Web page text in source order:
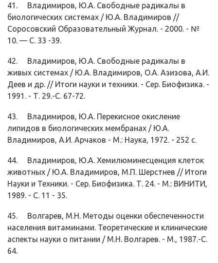
41. Владимиров, Ю.А. Свободные радикалы в
биологических системах / Ю.А. Владимиров //
Соросовский Образовательный Журнал. - 2000. - №
10. — С. 33 -39.
42. Владимиров, Ю.А. Свободные радикалы в
живых системах / Ю.А. Влади­миров, О.А. Азизова, А.И.
Деев и др. // Итоги науки и техники. - Сер. Био­физика. -
1991. - Т. 29.-С. 67-72.
43. Владимиров, Ю.А. Перекисное окисление
липидов в биологических мем­бранах / Ю.А.
Владимиров, А.И. Арчаков - М.: Наука, 1972. - 252 с.
44. Владимиров, Ю.А. Хемилюминесценция клеток
животных / Ю.А. Влади­миров, М.П. Шерстнев // Итоги
Науки и Техники. - Сер. Биофизика. Т. 24. - М.: ВИНИТИ,
1989. - С. 11 - 35.
45. Волгарев, М.Н. Методы оценки обеспеченности
населения витаминами. Теоретические и клинические
аспекты науки о питании / М.Н. Волгарев. - М., 1987.-С.
64.